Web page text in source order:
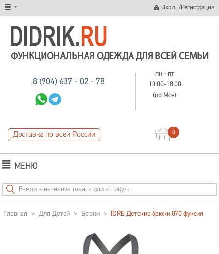
Вход /Регистрация
ФУНКЦИОНАЛЬНАЯ ОДЕЖДА ДЛЯ ВСЕЙ СЕМЬИ
8 (904) 637 - 02 - 78
пн - пт
10:00-18:00
(по Мск)
Доставка по всей России 0
МЕНЮ
Главная > Для Детей > Брюки > IDRE Детские брюки 070 фуксия